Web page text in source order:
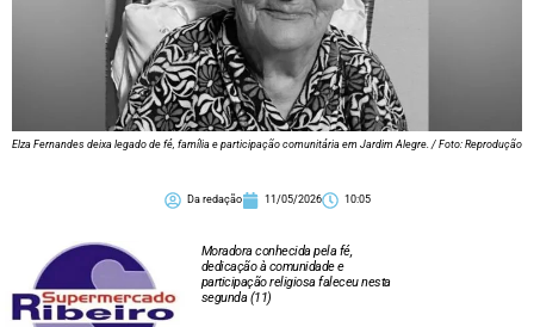
Elza Fernandes deixa legado de fé, família e participação comunitária em Jardim Alegre. / Foto: Reprodução
Da redação 11/05/2026 10:05
Moradora conhecida pela fé,
dedicação à comunidade e
participação religiosa faleceu nesta
segunda (11)